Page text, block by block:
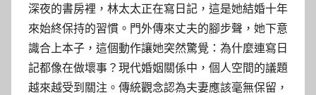
深夜的書房裡，林太太正在寫日記，這是她結婚十年
來始終保持的習慣。門外傳來丈夫的腳步聲，她下意
識合上本子，這個動作讓她突然驚覺：為什麼連寫日
記都像在做壞事？現代婚姻關係中，個人空間的議題
越來越受到關注。傳統觀念認為夫妻應該毫無保留，